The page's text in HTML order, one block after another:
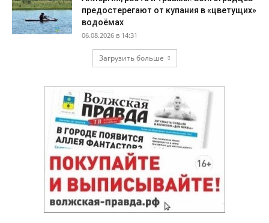
предостерегают от купания в «цветущих»
водоёмах
06.08.2026 в 14:31
Загрузить больше